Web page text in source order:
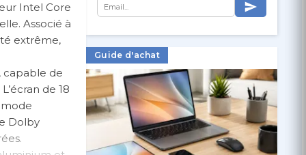
Intel Core
Associé à
extrême,
capable de
de 18
Dolby
Guide d'achat